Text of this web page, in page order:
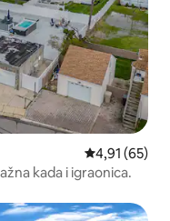
Prosječna
4,91 (65)
kada i igraonica.